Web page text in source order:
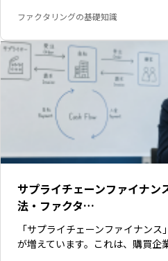
ファクタリングの基礎知識
サプライチェーンファイナン
法・ファクタ…
「サプライチェーンファイナン
が増えています。これは、購買